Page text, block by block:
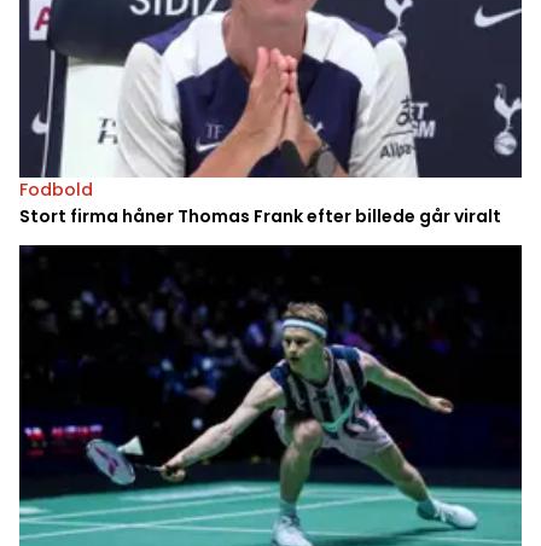
Fodbold
Stort firma håner Thomas Frank efter billede går viralt